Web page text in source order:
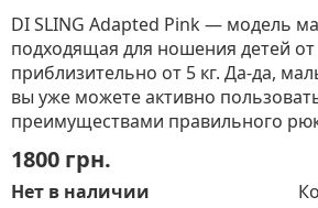
DI SLING Adapted Pink — модель
подходящая для ношения детей
приблизительно от 5 кг. Да-да,
вы уже можете активно
преимуществами правильного
1800 грн.
Нет в наличии